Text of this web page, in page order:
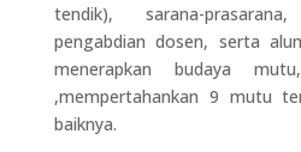
tendik), sarana-
pengabdian dosen, serta
menerapkan budaya
,mempertahankan 9 mutu
baiknya.